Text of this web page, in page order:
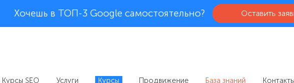
Хочешь в ТОП-3 Google самостоятельно? Оставить
Курсы SEO Услуги Курсы Продвижение База знаний Контакты